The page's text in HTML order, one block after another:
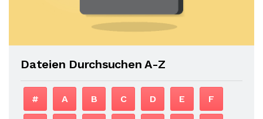
Dateien Durchsuchen A-Z
# A B C D E F